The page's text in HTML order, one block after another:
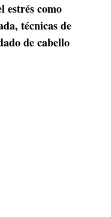
estrés como
técnicas de
de cabello